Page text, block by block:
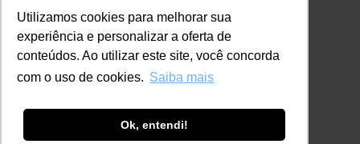
Utilizamos cookies para melhorar sua
experiência e personalizar a oferta de
conteúdos. Ao utilizar este site, você concorda
com o uso de cookies. Saiba mais
Ok, entendi!
+55 11 98924-8322
contato@lec.com.br
Consulte aqui o cadastro da Instituição no
Sistema e-MEC